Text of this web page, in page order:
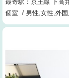
最寄駅：京王線 下高
個室 / 男性,女性,外国